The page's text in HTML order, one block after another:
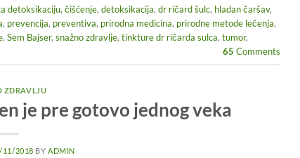
detoksikaciju, čišćenje, detoksikacija, dr ričard šulc, hladan čaršav,
, prevencija, preventiva, prirodna medicina, prirodne metode lečenja,
, Sem Bajser, snažno zdravlje, tinkture dr ričarda sulca, tumor,
65 Comments
ZDRAVLJU
je pre gotovo jednog veka
11/2018 BYADMIN